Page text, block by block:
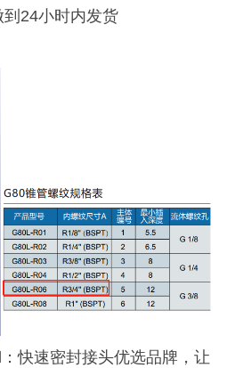
24小时内发货
：快速密封接头优选品牌，让